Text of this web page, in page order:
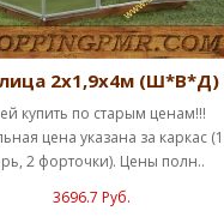
2х1,9х4м (Ш*В*Д)
купить по старым ценам!!!
цена указана за каркас (1
2 форточки). Цены полн..
3696.7 Руб.